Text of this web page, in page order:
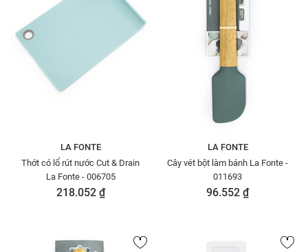
LA FONTE
Thớt có lổ rút nước Cut & Drain
La Fonte - 006705
218.052 ₫
LA FONTE
Cây vét bột làm bánh La Fonte -
011693
96.552 ₫